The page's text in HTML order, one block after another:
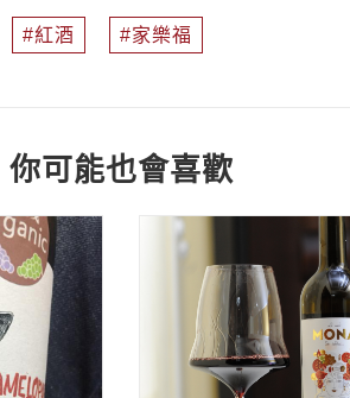
紅酒 家樂福
你可能也會喜歡